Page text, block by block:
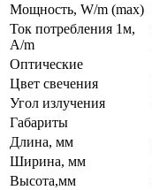
Мощность, W/m (max)
Ток потребления 1м,
A/m
Оптические
Цвет свечения
Угол излучения
Габариты
Длина, мм
Ширина, мм
Высота,мм